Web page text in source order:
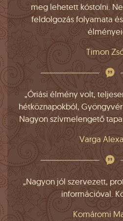
meg lehetett kóstolni.
feldolgozás folyamata
Timon
„Óriási élmény volt,
hétköznapokból,
Nagyon szívmelengető
Varga
„Nagyon jól szervezett,
információval.
Komáromi